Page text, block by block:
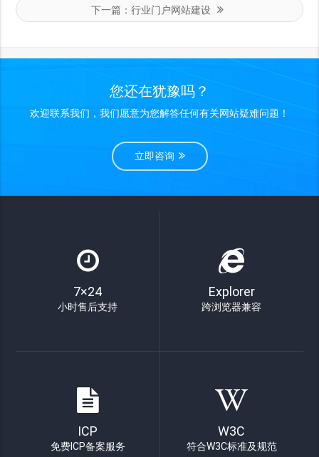
下一篇：行业门户网站建设
您还在犹豫吗？
欢迎联系我们，我们愿意为您解答任何有关网站疑难问题！
立即咨询
7×24
小时售后支持
Explorer
跨浏览器兼容
ICP
免费ICP备案服务
W3C
符合W3C标准及规范